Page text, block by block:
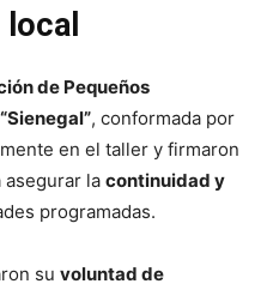
de Pequeños
, conformada por
en el taller y firmaron
asegurar la continuidad y
programadas.
su voluntad de